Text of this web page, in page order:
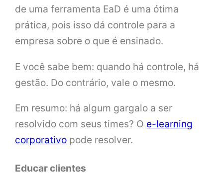
de uma ferramenta EaD é uma ótima
prática, pois isso dá controle para a
empresa sobre o que é ensinado.
E você sabe bem: quando há controle, há
gestão. Do contrário, vale o mesmo.
Em resumo: há algum gargalo a ser
resolvido com seus times? O e-learning
corporativo pode resolver.
Educar clientes